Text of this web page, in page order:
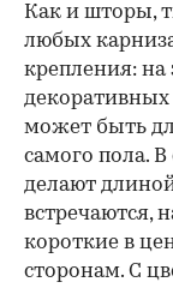
Как и шторы,
любых
крепления: на
декоративных
может быть
самого пола.
делают
встречаются,
короткие в
сторонам. С